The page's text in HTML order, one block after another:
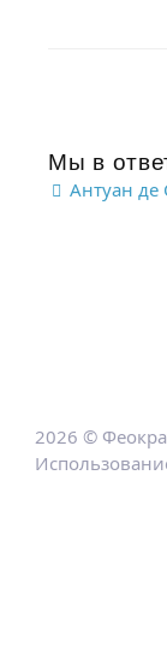
Мы в
Антуан де
2026 ©